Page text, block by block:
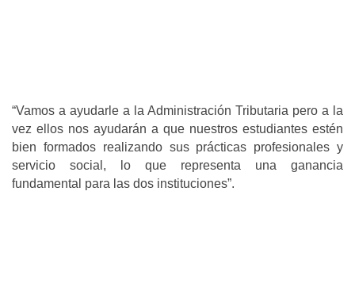
“Vamos a ayudarle a la Administración Tributaria pero a la
vez ellos nos ayudarán a que nuestros estudiantes estén
bien formados realizando sus prácticas profesionales y
servicio social, lo que representa una ganancia
fundamental para las dos instituciones”.